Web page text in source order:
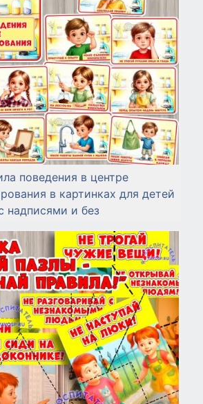
поведения в центре
в картинках для детей
надписями и без